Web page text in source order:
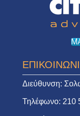
Διεύθυνση:
Τηλέφωνο: 210